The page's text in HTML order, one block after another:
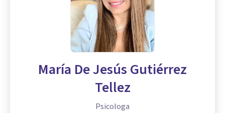
María De Jesús Gutiérrez
Tellez
Psicologa